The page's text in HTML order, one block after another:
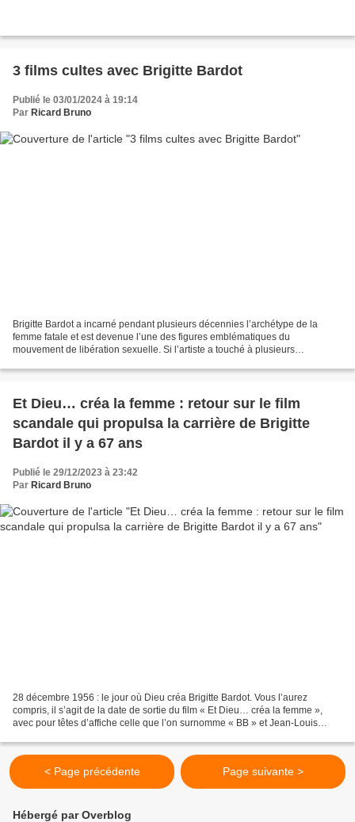
3 films cultes avec Brigitte Bardot
Publié le 03/01/2024 à 19:14
Par Ricard Bruno
Brigitte Bardot a incarné pendant plusieurs décennies l’archétype de la
femme fatale et est devenue l’une des figures emblématiques du
mouvement de libération sexuelle. Si l’artiste a touché à plusieurs
Et Dieu… créa la femme : retour sur le film
scandale qui propulsa la carrière de Brigitte
Bardot il y a 67 ans
Publié le 29/12/2023 à 23:42
Par Ricard Bruno
28 décembre 1956 : le jour où Dieu créa Brigitte Bardot. Vous l’aurez
compris, il s’agit de la date de sortie du film « Et Dieu… créa la femme »,
avec pour têtes d’affiche celle que l’on surnomme « BB » et Jean-Louis
< Page précédente Page suivante >
Hébergé par Overblog